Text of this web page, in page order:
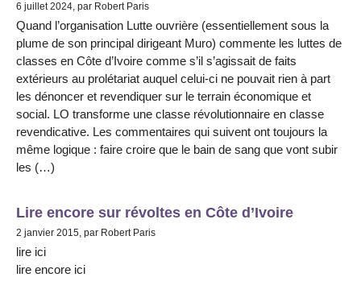
6 juillet 2024, par Robert Paris
Quand l’organisation Lutte ouvrière (essentiellement sous la
plume de son principal dirigeant Muro) commente les luttes de
classes en Côte d’Ivoire comme s’il s’agissait de faits
extérieurs au prolétariat auquel celui-ci ne pouvait rien à part
les dénoncer et revendiquer sur le terrain économique et
social. LO transforme une classe révolutionnaire en classe
revendicative. Les commentaires qui suivent ont toujours la
même logique : faire croire que le bain de sang que vont subir
les (…)
Lire encore sur révoltes en Côte d’Ivoire
2 janvier 2015, par Robert Paris
lire ici
lire encore ici